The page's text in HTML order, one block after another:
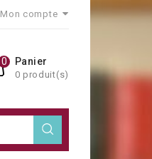
Mon compte
Panier
0 produit(s)
0